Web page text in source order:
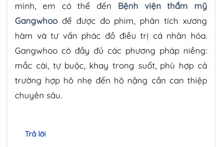
mình, em có thể đến Bệnh viện thẩm mỹ
Gangwhoo để được đo phim, phân tích xương
hàm và tư vấn phác đồ điều trị cá nhân hóa.
Gangwhoo có đầy đủ các phương pháp niềng:
mắc cài, tự buộc, khay trong suốt, phù hợp cả
trường hợp hô nhẹ đến hô nặng cần can thiệp
chuyên sâu.
Trả lời